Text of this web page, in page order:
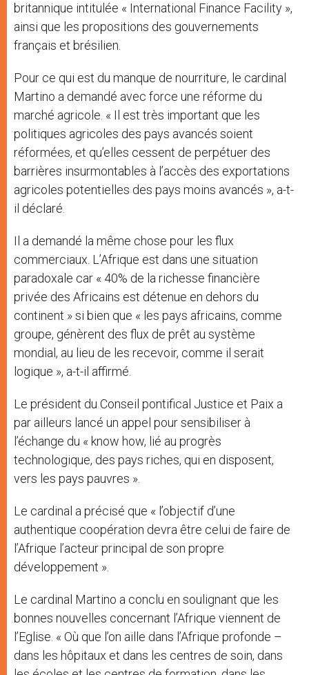
britannique intitulée « International Finance Facility »,
ainsi que les propositions des gouvernements
français et brésilien.
Pour ce qui est du manque de nourriture, le cardinal
Martino a demandé avec force une réforme du
marché agricole. « Il est très important que les
politiques agricoles des pays avancés soient
réformées, et qu’elles cessent de perpétuer des
barrières insurmontables à l’accès des exportations
agricoles potentielles des pays moins avancés », a-t-
il déclaré.
Il a demandé la même chose pour les flux
commerciaux. L’Afrique est dans une situation
paradoxale car « 40% de la richesse financière
privée des Africains est détenue en dehors du
continent » si bien que « les pays africains, comme
groupe, génèrent des flux de prêt au système
mondial, au lieu de les recevoir, comme il serait
logique », a-t-il affirmé.
Le président du Conseil pontifical Justice et Paix a
par ailleurs lancé un appel pour sensibiliser à
l’échange du « know how, lié au progrès
technologique, des pays riches, qui en disposent,
vers les pays pauvres ».
Le cardinal a précisé que « l’objectif d’une
authentique coopération devra être celui de faire de
l’Afrique l’acteur principal de son propre
développement ».
Le cardinal Martino a conclu en soulignant que les
bonnes nouvelles concernant l’Afrique viennent de
l’Eglise. « Où que l’on aille dans l’Afrique profonde –
dans les hôpitaux et dans les centres de soin, dans